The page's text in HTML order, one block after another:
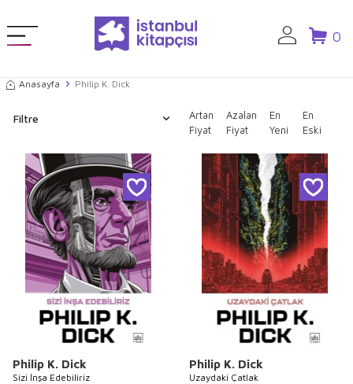
0
Anasayfa Philip K. Dick
Filtre
Artan
Fiyat
Azalan
Fiyat
En
Yeni
En
Eski
Philip K. Dick
Sizi İnşa Edebiliriz
Philip K. Dick
Uzaydaki Çatlak